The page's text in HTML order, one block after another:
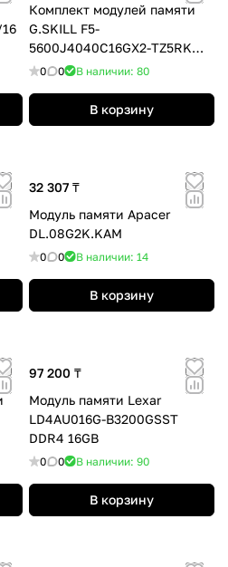
Комплект модулей памяти
G.SKILL F5-
5600J4040C16GX2-TZ5RK
32GB (Kit 2x16GB) 5600MHz
0 0 В наличии: 80
В корзину
32 307 ₸
Модуль памяти Apacer
DL.08G2K.KAM
0 0 В наличии: 14
В корзину
97 200 ₸
Модуль памяти Lexar
LD4AU016G-B3200GSST
DDR4 16GB
0 0 В наличии: 90
В корзину